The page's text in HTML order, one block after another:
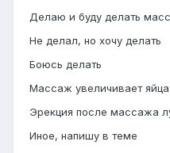
Делаю и буду делать
Не делал, но хочу делать
Боюсь делать
Массаж увеличивает яйца
Эрекция после массажа
Иное, напишу в теме